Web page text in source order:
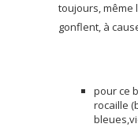
toujours, même
gonflent, à
pour ce
rocaille